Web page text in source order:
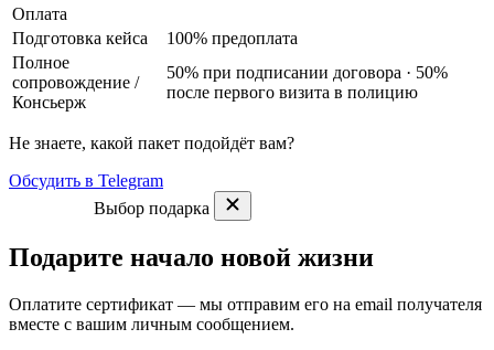
Оплата
Подготовка кейса
100% предоплата
Полное
сопровождение /
Консьерж
50% при подписании договора · 50%
после первого визита в полицию
Не знаете, какой пакет подойдёт вам?
Обсудить в Telegram
Выбор подарка
Подарите начало новой жизни
Оплатите сертификат — мы отправим его на email получателя
вместе с вашим личным сообщением.